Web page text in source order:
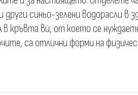
синьо-зелени водорасли в
кръвта ви, от което се
са отлични форми на